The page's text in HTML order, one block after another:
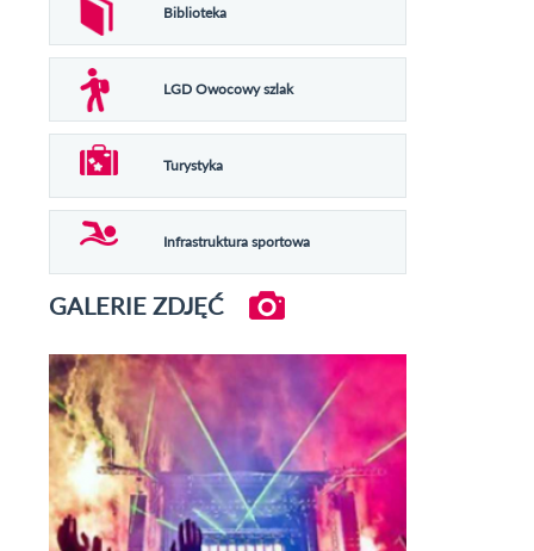
Biblioteka
LGD Owocowy szlak
Turystyka
Infrastruktura sportowa
GALERIE ZDJĘĆ